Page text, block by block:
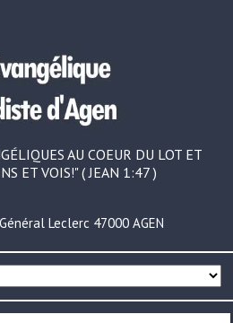
AU COEUR DU LOT ET
ET VOIS!" ( JEAN 1:47 )
Leclerc 47000 AGEN